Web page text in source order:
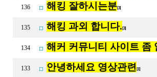
136 해킹 잘하시는분[3]
135 해킹 과외 합니다. [3]
134 해커 커뮤니티 사이트 좀
133 안녕하세요 영상관련 [1]